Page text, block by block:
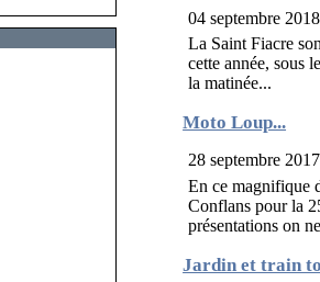
04 septembre 2018
La Saint Fiacre
cette année, sous
la matinée...
Moto Loup...
28 septembre
En ce magnifique
Conflans pour la
présentations on
Jardin et train